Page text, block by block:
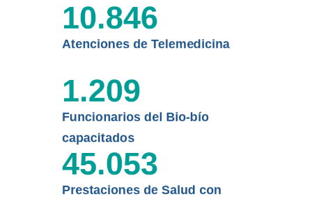
Atenciones de Telemedicina
10.846
Funcionarios del Bio-bío
capacitados
1.209
Prestaciones de Salud con
45.053